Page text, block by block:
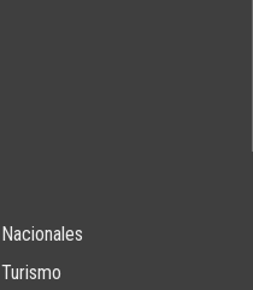
Nacionales
Turismo